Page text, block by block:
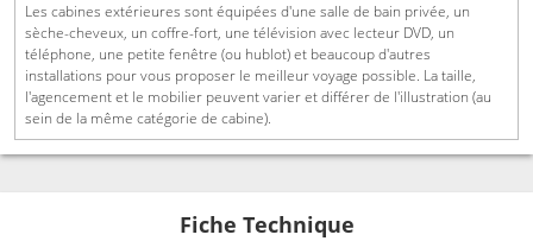
Les cabines extérieures sont équipées d'une salle de bain privée, un
sèche-cheveux, un coffre-fort, une télévision avec lecteur DVD, un
téléphone, une petite fenêtre (ou hublot) et beaucoup d'autres
installations pour vous proposer le meilleur voyage possible. La taille,
l'agencement et le mobilier peuvent varier et différer de l'illustration (au
sein de la même catégorie de cabine).
Fiche Technique